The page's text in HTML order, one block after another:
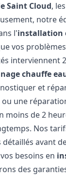
Saint Cloud,
notre
l'installation
vos
interviennent
chauffe
et
une
moins de 2
Nos
avant
besoins en
des